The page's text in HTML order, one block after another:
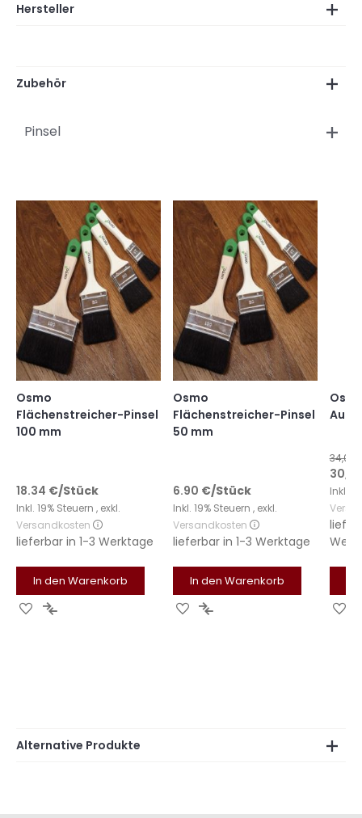
Hersteller
Zubehör
Pinsel
Osmo
Flächenstreicher-Pinsel
100 mm
18.34 €/Stück
Inkl. 19% Steuern , exkl.
Versandkosten
lieferbar in 1-3 Werktage
In den Warenkorb
Zur Zur
Osmo
Flächenstreicher-Pinsel
50 mm
6.90 €/Stück
Inkl. 19% Steuern , exkl.
Versandkosten
lieferbar in 1-3 Werktage
In den Warenkorb
Zur Zur
34,00
Inkl.
Alternative Produkte